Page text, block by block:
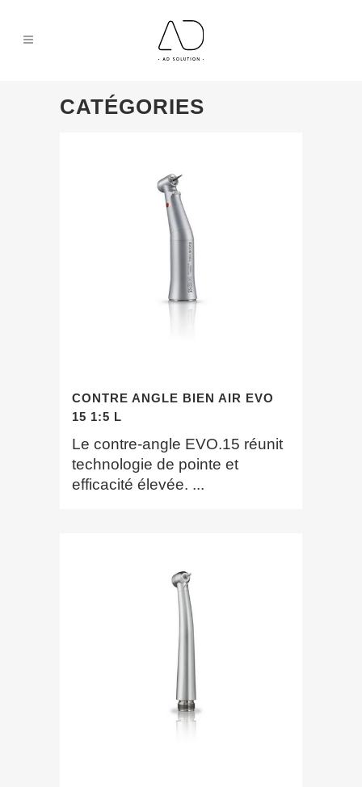
CATÉGORIES
CONTRE ANGLE BIEN AIR EVO
15 1:5 L
Le contre-angle EVO.15 réunit
technologie de pointe et
efficacité élevée. ...